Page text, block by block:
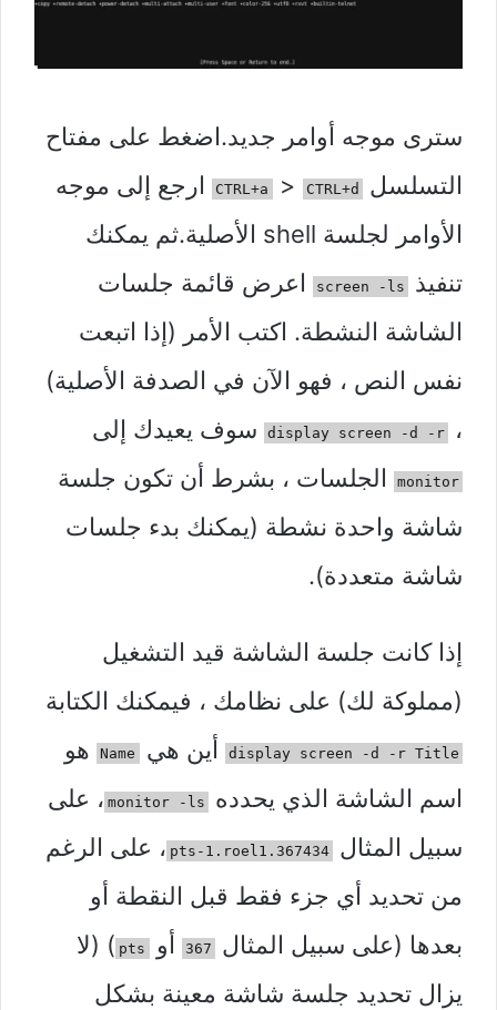
سترى موجه أوامر جديد.اضغط على مفتاح
التسلسل
CTRL+a > CTRL+d
ارجع إلى موجه
الأوامر لجلسة shell الأصلية.ثم يمكنك
تنفيذ
screen -ls
اعرض قائمة جلسات
الشاشة النشطة. اكتب الأمر (إذا اتبعت
نفس النص ، فهو الآن في الصدفة الأصلية)
،
display screen -d -r سوف يعيدك إلى
monitor
الجلسات ، بشرط أن تكون جلسة
شاشة واحدة نشطة (يمكنك بدء جلسات
شاشة متعددة).
إذا كانت جلسة الشاشة قيد التشغيل
(مملوكة لك) على نظامك ، فيمكنك الكتابة
display screen -d -r Title أين هي Name
هو
اسم الشاشة الذي يحدده
monitor -ls ، على
سبيل المثال
367434.pts-1.roel1
، على الرغم
من تحديد أي جزء فقط قبل النقطة أو
بعدها (على سبيل المثال
367 أو pts ) (لا
يزال تحديد جلسة شاشة معينة بشكل